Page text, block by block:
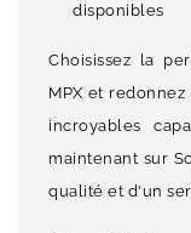
disponibles
Choisissez la
MPX et redonnez
incroyables
maintenant sur
qualité et d'un